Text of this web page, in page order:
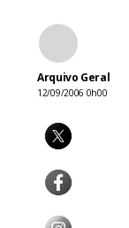
Arquivo Geral
12/09/2006 0h00